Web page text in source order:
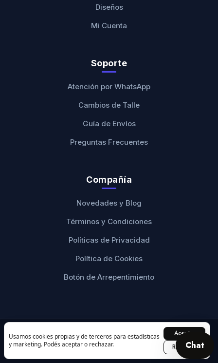
Usamos cookies propias y de terceros para estadísticas
y marketing. Podés aceptar o rechazar.
Aceptar
Rechazar
Diseños
Mi Cuenta
Soporte
Atención por WhatsApp
Cambios de Talle
Guía de Envíos
Preguntas Frecuentes
Compañía
Novedades y Blog
Términos y Condiciones
Políticas de Privacidad
Política de Cookies
Botón de Arrepentimiento
© 2026 Ranwey Personalizados. Todos los derechos
reservados.
Chat